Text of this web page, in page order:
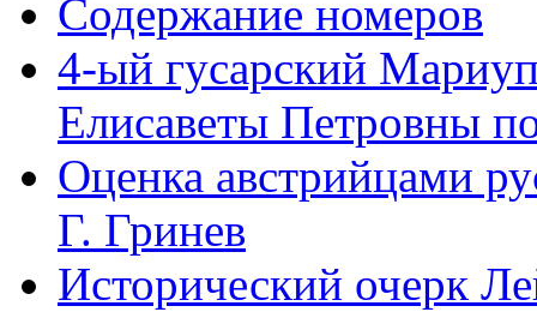
Содержание номеров
4-ый гусарский
Елисаветы Петровны
Оценка австрийцами
Г. Гринев
Исторический очерк